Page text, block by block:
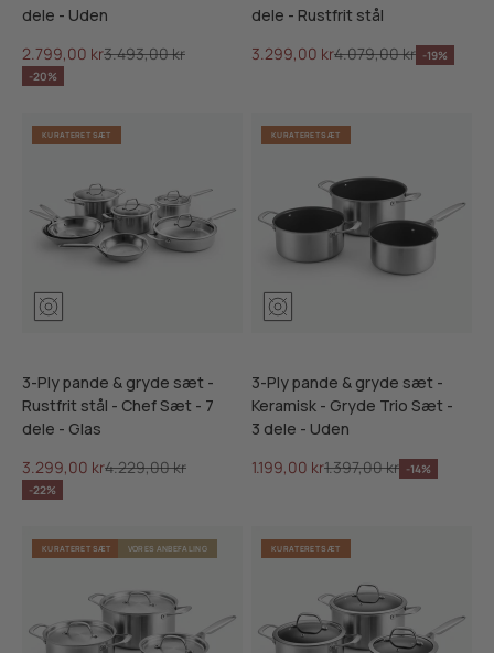
dele - Uden
Salgspris
2.799,00 krNormalpris
3.493,00 kr
-20%
dele - Rustfrit stål
Salgspris
3.299,00 krNormalpris
4.079,00 kr -19%
KURATERET SÆT
3-Ply pande & gryde sæt -
Rustfrit stål - Chef Sæt - 7
dele - Glas
Salgspris
3.299,00 krNormalpris
4.229,00 kr
-22%
KURATERET SÆT
3-Ply pande & gryde sæt -
Keramisk - Gryde Trio Sæt -
3 dele - Uden
Salgspris
1.199,00 krNormalpris
1.397,00 kr -14%
KURATERET SÆT VORES ANBEFALING KURATERET SÆT